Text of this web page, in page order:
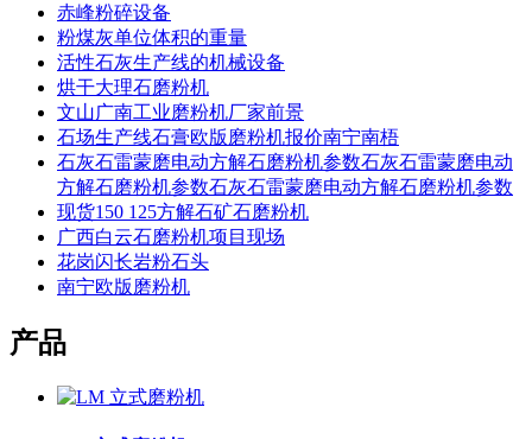
赤峰粉碎设备
粉煤灰单位体积的重量
活性石灰生产线的机械设备
烘干大理石磨粉机
文山广南工业磨粉机厂家前景
石场生产线石膏欧版磨粉机报价南宁南梧
石灰石雷蒙磨电动方解石磨粉机参数石灰石雷蒙磨电动
方解石磨粉机参数石灰石雷蒙磨电动方解石磨粉机参数
现货150 125方解石矿石磨粉机
广西白云石磨粉机项目现场
花岗闪长岩粉石头
南宁欧版磨粉机
产品